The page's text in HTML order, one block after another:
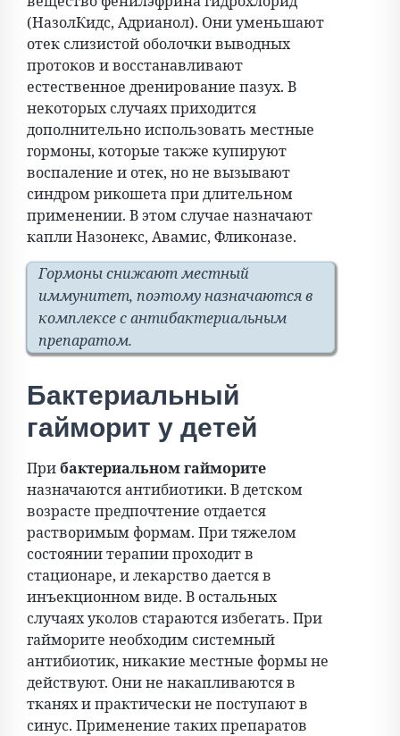
(НазолКидс, Адрианол). Они уменьшают
отек слизистой оболочки выводных
протоков и восстанавливают
естественное дренирование пазух. В
некоторых случаях приходится
дополнительно использовать местные
гормоны, которые также купируют
воспаление и отек, но не вызывают
синдром рикошета при длительном
применении. В этом случае назначают
капли Назонекс, Авамис, Фликоназе.
Гормоны снижают местный
иммунитет, поэтому назначаются в
комплексе с антибактериальным
препаратом.
Бактериальный
гайморит у детей
Прибактериальном гайморите
назначаются антибиотики. В детском
возрасте предпочтение отдается
растворимым формам. При тяжелом
состоянии терапии проходит в
стационаре, и лекарство дается в
инъекционном виде. В остальных
случаях уколов стараются избегать. При
гайморите необходим системный
антибиотик, никакие местные формы не
действуют. Они не накапливаются в
тканях и практически не поступают в
синус. Применение таких препаратов